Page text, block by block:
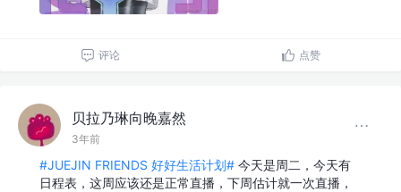
评论 点赞
贝拉乃琳向晚嘉然
3年前
#JUEJIN FRIENDS 好好生活计划# 今天是周二，今天有
日程表，这周应该还是正常直播，下周估计就一次直播，